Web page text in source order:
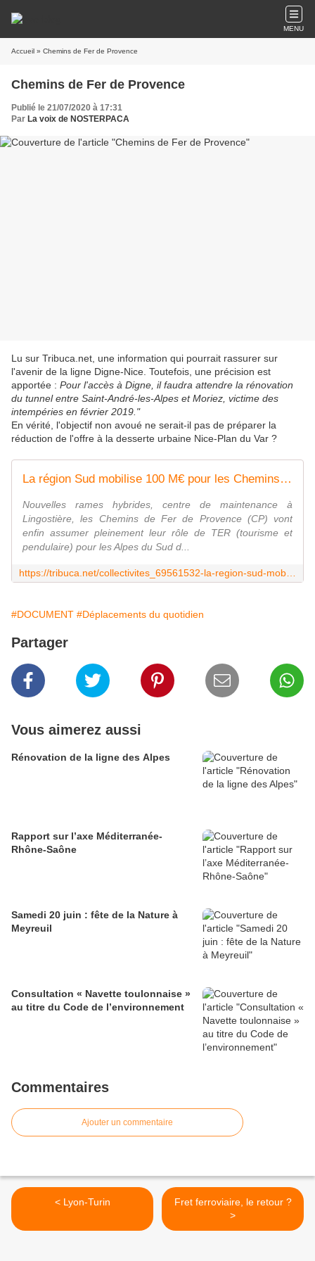
MENU
Accueil » Chemins de Fer de Provence
Chemins de Fer de Provence
Publié le 21/07/2020 à 17:31
Par La voix de NOSTERPACA
Lu sur Tribuca.net, une information qui pourrait rassurer sur
l'avenir de la ligne Digne-Nice. Toutefois, une précision est
apportée : Pour l'accès à Digne, il faudra attendre la rénovation
du tunnel entre Saint-André-les-Alpes et Moriez, victime des
intempéries en février 2019."
En vérité, l'objectif non avoué ne serait-il pas de préparer la
réduction de l'offre à la desserte urbaine Nice-Plan du Var ?
La région Sud mobilise 100 M€ pour les Chemins de Fer de Provence
Nouvelles rames hybrides, centre de maintenance à
Lingostière, les Chemins de Fer de Provence (CP) vont
enfin assumer pleinement leur rôle de TER (tourisme et
pendulaire) pour les Alpes du Sud d...
#DOCUMENT #Déplacements du quotidien
Partager
Vous aimerez aussi
Rénovation de la ligne des Alpes
Rapport sur l’axe Méditerranée-
Rhône-Saône
Samedi 20 juin : fête de la Nature à
Meyreuil
Consultation « Navette toulonnaise »
au titre du Code de l’environnement
Commentaires
Ajouter un commentaire
< Lyon-Turin
Fret ferroviaire, le retour ?
>